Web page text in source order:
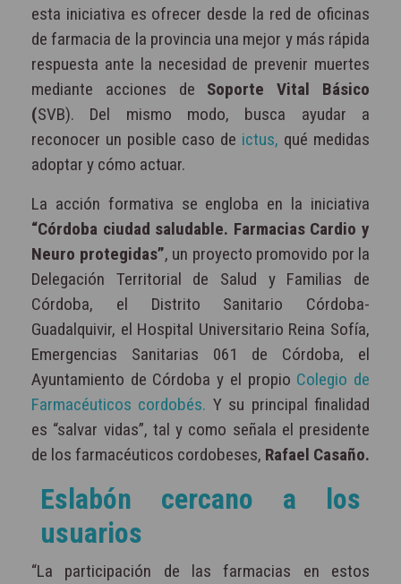
esta iniciativa es ofrecer desde la red de oficinas
de farmacia de la provincia una mejor y más rápida
respuesta ante la necesidad de prevenir muertes
mediante acciones de Soporte Vital Básico
(SVB). Del mismo modo, busca ayudar a
reconocer un posible caso de ictus, qué medidas
adoptar y cómo actuar.
La acción formativa se engloba en la iniciativa
“Córdoba ciudad saludable. Farmacias Cardio y
Neuro protegidas”, un proyecto promovido por la
Delegación Territorial de Salud y Familias de
Córdoba, el Distrito Sanitario Córdoba-
Guadalquivir, el Hospital Universitario Reina Sofía,
Emergencias Sanitarias 061 de Córdoba, el
Ayuntamiento de Córdoba y el propio Colegio de
Farmacéuticos cordobés. Y su principal finalidad
es “salvar vidas”, tal y como señala el presidente
de los farmacéuticos cordobeses, Rafael Casaño.
Eslabón cercano a los
usuarios
“La participación de las farmacias en estos